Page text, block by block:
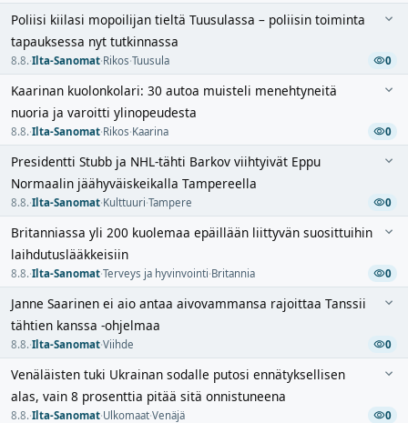
Poliisi kiilasi mopoilijan tieltä Tuusulassa – poliisin toiminta
tapauksessa nyt tutkinnassa
8.8.·Ilta-Sanomat·Rikos·Tuusula 0
Kaarinan kuolonkolari: 30 autoa muisteli menehtyneitä
nuoria ja varoitti ylinopeudesta
8.8.·Ilta-Sanomat·Rikos·Kaarina 0
Presidentti Stubb ja NHL-tähti Barkov viihtyivät Eppu
Normaalin jäähyväiskeikalla Tampereella
8.8.·Ilta-Sanomat·Kulttuuri·Tampere 0
Britanniassa yli 200 kuolemaa epäillään liittyvän suosittuihin
laihdutuslääkkeisiin
8.8.·Ilta-Sanomat·Terveys ja hyvinvointi·Britannia 0
Janne Saarinen ei aio antaa aivovammansa rajoittaa Tanssii
tähtien kanssa -ohjelmaa
8.8.·Ilta-Sanomat·Viihde 0
Venäläisten tuki Ukrainan sodalle putosi ennätyksellisen
alas, vain 8 prosenttia pitää sitä onnistuneena
8.8.·Ilta-Sanomat·Ulkomaat·Venäjä 0